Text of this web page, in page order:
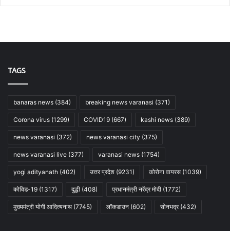
TAGS
banaras news (384) breaking news varanasi (371)
Corona virus (1299) COVID19 (667) kashi news (389)
news varanasi (372) news varanasi city (375)
news varanasi live (377) varanasi news (1754)
yogi adityanath (402) उत्तर प्रदेश (9231) कोरोना वायरस (1039)
कोविड-19 (1317) दुद्धी (408) प्रधानमंत्री नरेंद्र मोदी (1772)
मुख्यमंत्री योगी आदित्यनाथ (7745) लॉकडाउन (602) सोनभद्र(432)